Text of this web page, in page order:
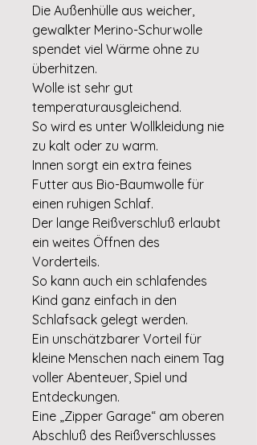
Die Außenhülle aus weicher,
gewalkter Merino-Schurwolle
spendet viel Wärme ohne zu
überhitzen.
Wolle ist sehr gut
temperaturausgleichend.
So wird es unter Wollkleidung nie
zu kalt oder zu warm.
Innen sorgt ein extra feines
Futter aus Bio-Baumwolle für
einen ruhigen Schlaf.
Der lange Reißverschluß erlaubt
ein weites Öffnen des
Vorderteils.
So kann auch ein schlafendes
Kind ganz einfach in den
Schlafsack gelegt werden.
Ein unschätzbarer Vorteil für
kleine Menschen nach einem Tag
voller Abenteuer, Spiel und
Entdeckungen.
Eine „Zipper Garage“ am oberen
Abschluß des Reißverschlusses